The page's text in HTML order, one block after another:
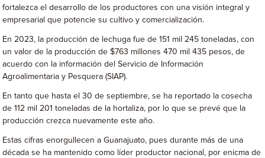
fortalezca el desarrollo de los productores con una visión integral y
empresarial que potencie su cultivo y comercialización.
En 2023, la producción de lechuga fue de 151 mil 245 toneladas, con
un valor de la producción de $763 millones 470 mil 435 pesos, de
acuerdo con la información del Servicio de Información
Agroalimentaria y Pesquera (SIAP).
En tanto que hasta el 30 de septiembre, se ha reportado la cosecha
de 112 mil 201 toneladas de la hortaliza, por lo que se prevé que la
producción crezca nuevamente este año.
Estas cifras enorgullecen a Guanajuato, pues durante más de una
década se ha mantenido como líder productor nacional, por enicma de